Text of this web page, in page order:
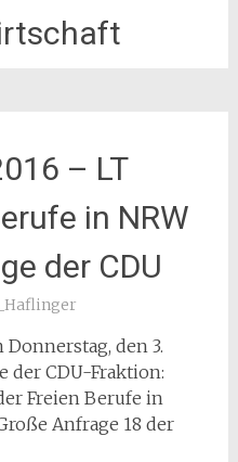
– LT
in NRW
der CDU
Donnerstag, den 3.
der CDU-Fraktion:
Freien Berufe in
Anfrage 18 der